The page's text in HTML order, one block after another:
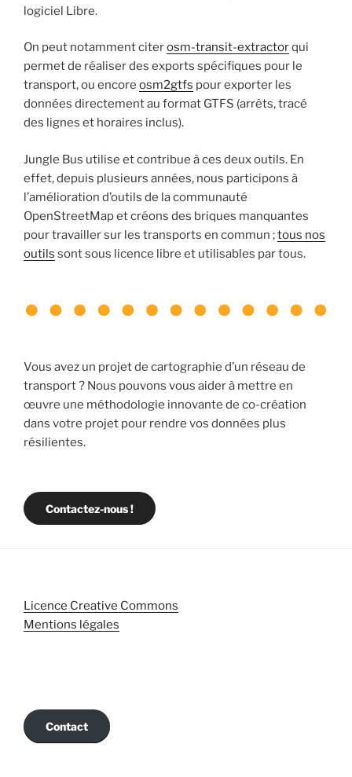
logiciel Libre.
On peut notamment citerosm-transit-extractorqui
permet de réaliser des exports spécifiques pour le
transport, ou encore osm2gtfs pour exporter les
données directement au format GTFS (arrêts, tracé
des lignes et horaires inclus).
Jungle Bus utilise et contribue à ces deux outils. En
effet, depuis plusieurs années, nous participons à
l’amélioration d’outils de la communauté
OpenStreetMap et créons des briques manquantes
pour travailler sur les transports en commun ;tous nos
outils sont sous licence libre et utilisables par tous.
Vous avez un projet de cartographie d’un réseau de
transport ? Nous pouvons vous aider à mettre en
œuvre une méthodologie innovante de co-création
dans votre projet pour rendre vos données plus
résilientes.
Contactez-nous !
Licence Creative Commons
Mentions légales
Contact